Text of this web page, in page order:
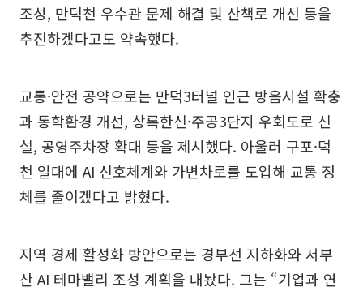
조성, 만덕천 우수관 문제 해결 및 산책로 개선 등을
추진하겠다고도 약속했다.
교통·안전 공약으로는 만덕3터널 인근 방음시설 확충
과 통학환경 개선, 상록한신·주공3단지 우회도로 신
설, 공영주차장 확대 등을 제시했다. 아울러 구포·덕
천 일대에 AI 신호체계와 가변차로를 도입해 교통 정
체를 줄이겠다고 밝혔다.
지역 경제 활성화 방안으로는 경부선 지하화와 서부
산 AI 테마밸리 조성 계획을 내놨다. 그는 “기업과 연